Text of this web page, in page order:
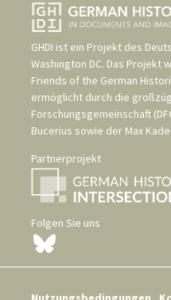
GHDI ist ein Projekt des
Washington DC. Das Projekt
Friends of the German
ermöglicht durch die
Forschungsgemeinschaft
Bucerius sowie der Max
Partnerprojekt
Folgen Sie uns